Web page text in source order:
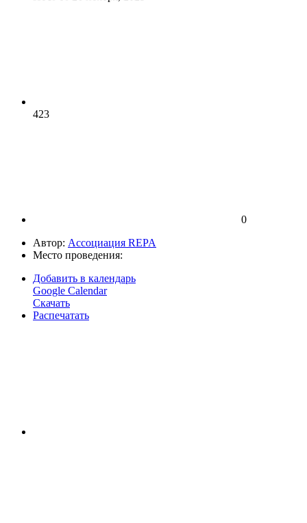
423
0
Автор: Ассоциация REPA
Место проведения:
Добавить в календарь
Google Calendar
Скачать
Распечатать